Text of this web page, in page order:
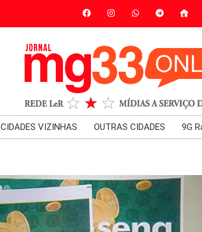
CIDADES VIZINHAS OUTRAS CIDADES 9G